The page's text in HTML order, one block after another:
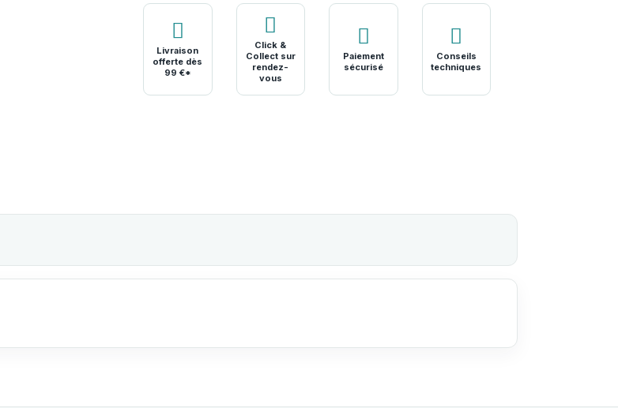
Livraison
offerte dès
99 €*
Click &
Collect sur
rendez-
vous
Paiement
sécurisé
Conseils
techniques